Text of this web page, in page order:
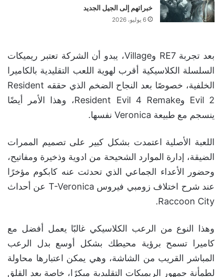
خبراتهم إلى الجيل الجديد
6 يوليو، 2026
بعد تجربة RE7 وVillage، يبدو أن الشركة تعتبر ريميكات
السلسلة الكلاسيكية أقرب لهوية اللعب التقليدية بالكاميرا
الخلفية، خصوصًا بعد النجاح الضخم الذي حققه Resident
Evil 2 وResident Evil 4 Remake، وهذا الأمر أيضًا
ينسجم مع طبيعة Veronica نفسها.
اللعبة الأصلية اعتمدت بشكل كبير على تصميم الممرات
الضيقة، إدارة الموارد الشحيحة من ادوية وذخيرة ومفاتيح،
وحضور الأعداء الجماعي الذي تحدثت عنه كابكوم مؤخرًا
عند شرح اختلاف زومبي فيروس T-Veronica عن أحداث
Raccoon City.
وهذا النوع من الرعب الكلاسيكي غالبًا يعمل أفضل مع
كاميرا تسمح برؤية محيطك بشكل أوسع بدل الرعب
المباشر القريب من الشاشة، وهي يمكن اعتبارها محاولة
لطمأنة جمهور الريميكات التقليدية مبكرًا، خاصة بعد القلق